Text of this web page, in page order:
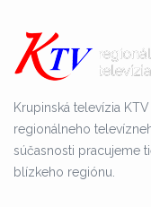
Krupinská televízia
regionálneho
súčasnosti pracujeme
blízkeho regiónu.